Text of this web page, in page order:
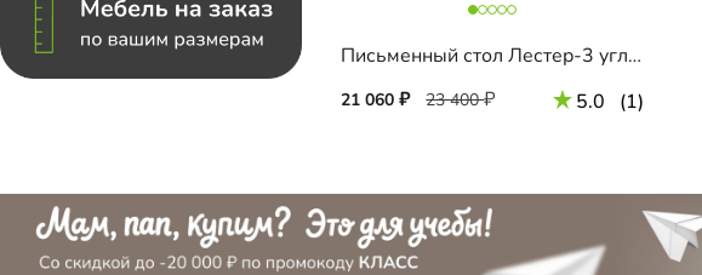
Письменный стол Лестер-3 угловой
21 060 23 400 5.0 (1)